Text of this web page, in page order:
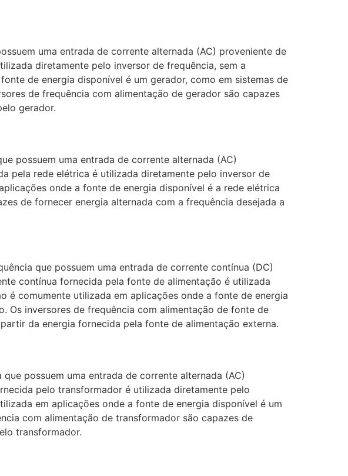
uma entrada de corrente alternada (AC) proveniente de
diretamente pelo inversor de frequência, sem a
de energia disponível é um gerador, como em sistemas de
de frequência com alimentação de gerador são capazes
gerador.
possuem uma entrada de corrente alternada (AC)
pela rede elétrica é utilizada diretamente pelo inversor de
onde a fonte de energia disponível é a rede elétrica
de fornecer energia alternada com a frequência desejada a
que possuem uma entrada de corrente contínua (DC)
contínua fornecida pela fonte de alimentação é utilizada
é comumente utilizada em aplicações onde a fonte de energia
Os inversores de frequência com alimentação de fonte de
da energia fornecida pela fonte de alimentação externa.
possuem uma entrada de corrente alternada (AC)
pelo transformador é utilizada diretamente pelo
em aplicações onde a fonte de energia disponível é um
com alimentação de transformador são capazes de
transformador.